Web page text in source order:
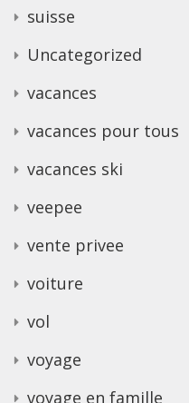
suisse
Uncategorized
vacances
vacances pour tous
vacances ski
veepee
vente privee
voiture
vol
voyage
voyage en famille